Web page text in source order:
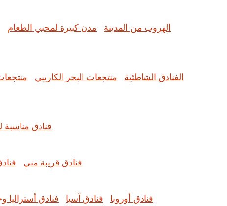
الهروب من المدينة
مدن كبيرة لمحبي الطعام
الفنادق الشاطئية
منتجعات البحر الكاريبي
فنادق مناسبة
فنادق قريبة مني
فنادق أوروبا
فنادق آسيا فنادق أستراليا